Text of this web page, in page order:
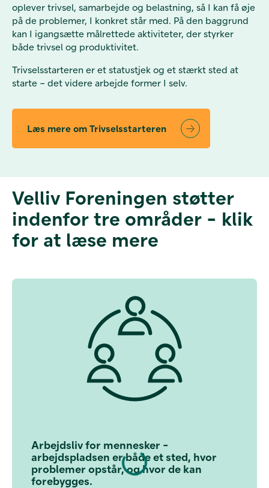
oplever trivsel, samarbejde og belastning, så I kan få øje
på de problemer, I konkret står med. På den baggrund
kan I igangsætte målrettede aktiviteter, der styrker
både trivsel og produktivitet.
Trivselsstarteren er et statustjek og et stærkt sted at
starte – det videre arbejde former I selv.
Læs mere om Trivselsstarteren
Velliv Foreningen støtter
indenfor tre områder - klik
for at læse mere
Arbejdsliv for mennesker -
arbejdspladsen er både et sted, hvor
problemer opstår, og hvor de kan
forebygges.